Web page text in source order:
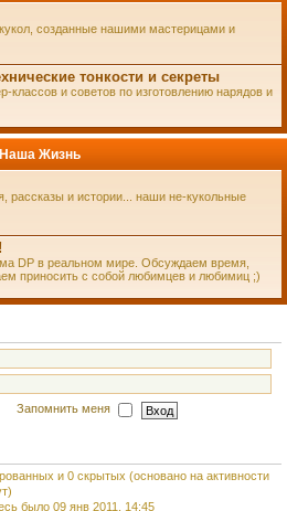
созданные нашими мастерицами и
тонкости и секреты
классов и советов по изготовлению нарядов и
Наша Жизнь
рассказы и истории... наши не-кукольные
DP в реальном мире. Обсуждаем время,
приносить с собой любимцев и любимиц ;)
Запомнить меня
и 0 скрытых (основано на активности
было 09 янв 2011, 14:45